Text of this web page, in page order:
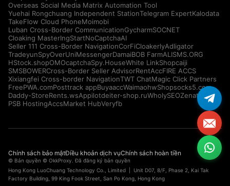
Overseas Social Media Matrix Automation Tool
Yuehai Rongchuang Independent StationTelegram ExpertKalodata
TakeFlow Cloud PhoneMoimobi
Luban Cross-Border CommunicationGycharmSOCNET
Cloaking MasterIngStartNoCaptchaAI
Seller 111 Cross-Border NavigationCorFiCloakerlyAdligator
TradeyunSpyOverUniMessengerDamaiBOB FarmALISMS.ORG
HStock.shopOMOcaptchaSpy.HouseWhite LinkShopcaiji
SMSBOWERCross-Border Seller AdvisorRentAccFIRE ACCS
Xixiangfei Cross-border NavigationTWT ChatMagic Click Partners
FreePWA.comPosttrack appBuyaaccWaimaohwShopsocks5.com
Daddy-StoreRents.wsAppilotdeiter-shop.ruWholySEOZenattica
PSB HostingAccsMarket HubVeryfb
Chính sách bảo mậtĐiều khoản dịch vụChính sách hoàn tiền
© Bản quyền © OkkProxy. Đã đăng ký bản quyền
Hong Kong LuoChuang Technology Co., Limited | Unit D07, 8/F, Phase 2, Kai Tak
Factory Building, 99 King Fook Street, San Po Kong, Hong Kong